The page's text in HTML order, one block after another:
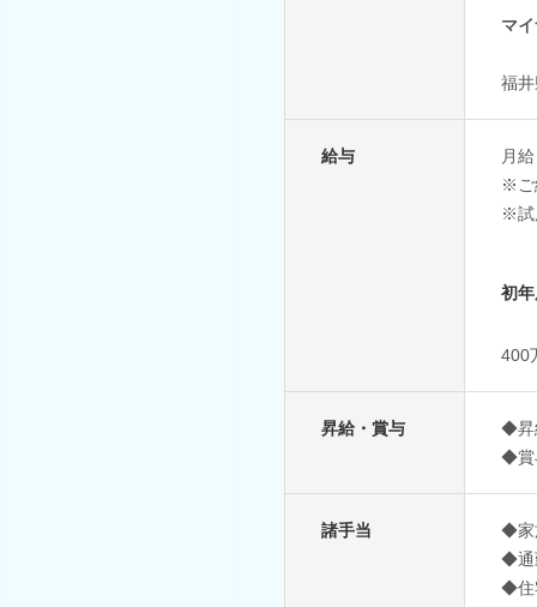
マ
福
給与
月
※ご
※試
初
400
昇給・賞与
◆昇
◆賞
諸手当
◆家
◆通
◆住